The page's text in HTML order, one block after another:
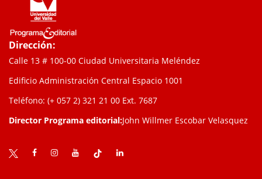
Dirección:
Calle 13 # 100-00 Ciudad Universitaria Meléndez
Edificio Administración Central Espacio 1001
Teléfono: (+ 057 2) 321 21 00 Ext. 7687
Director Programa editorial:John Willmer Escobar Velasquez